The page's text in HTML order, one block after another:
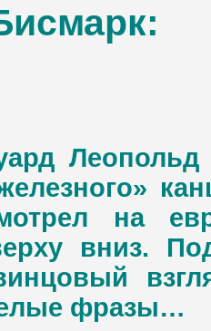
Леопольд
на
вниз.
фразы…